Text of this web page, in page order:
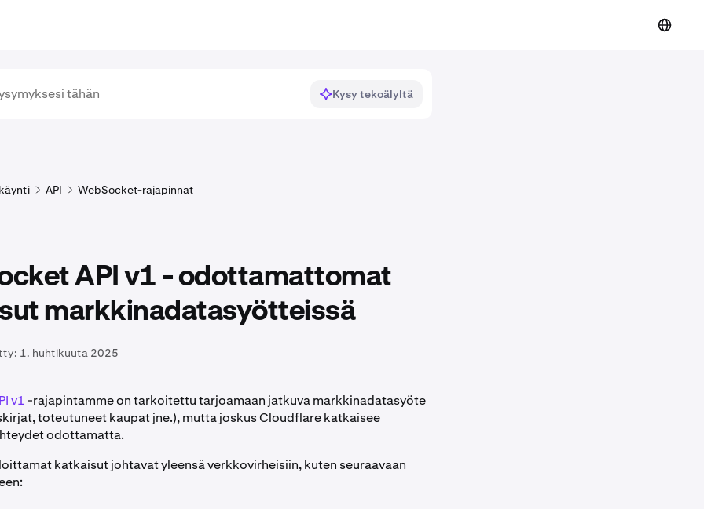
Kysy tekoälyltä
API WebSocket-rajapinnat
API v1 - odottamattomat
markkinadatasyötteissä
1. huhtikuuta 2025
v1-rajapintamme on tarkoitettu tarjoamaan jatkuva markkinadatasyöte
toteutuneet kaupat jne.), mutta joskus Cloudflare katkaisee
odottamatta.
katkaisut johtavat yleensä verkkovirheisiin, kuten seuraavaan